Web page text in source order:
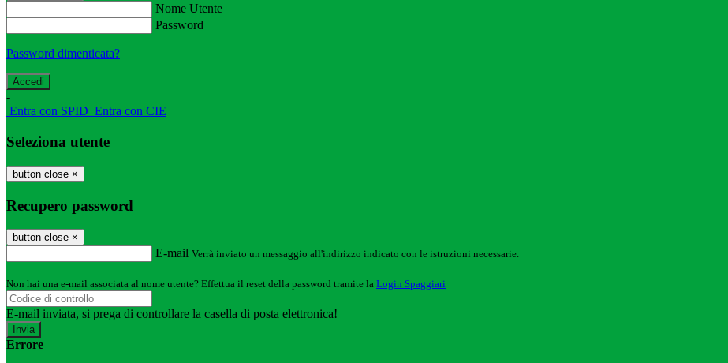
Nome Utente
Password
Password dimenticata?
-
Entra con SPID Entra con CIE
Seleziona utente
button close ×
Recupero password
button close ×
E-mail Verrà inviato un messaggio all'indirizzo indicato con le istruzioni necessarie.
Non hai una e-mail associata al nome utente? Effettua il reset della password tramite la Login Spaggiari
E-mail inviata, si prega di controllare la casella di posta elettronica!
Errore